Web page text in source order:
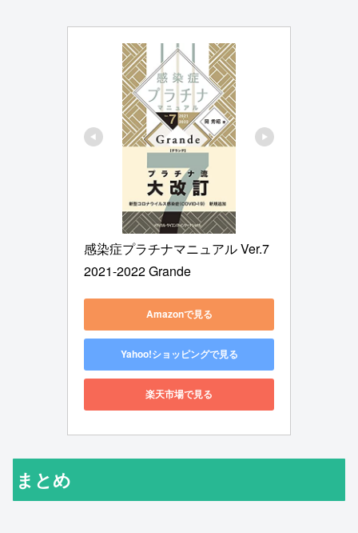
感染症プラチナマニュアル Ver.7
2021-2022 Grande
Amazonで見る
Yahoo!ショッピングで見る
楽天市場で見る
まとめ